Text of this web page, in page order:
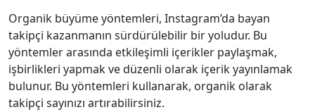
Organik büyüme yöntemleri, Instagram’da bayan
takipçi kazanmanın sürdürülebilir bir yoludur. Bu
yöntemler arasında etkileşimli içerikler paylaşmak,
işbirlikleri yapmak ve düzenli olarak içerik yayınlamak
bulunur. Bu yöntemleri kullanarak, organik olarak
takipçi sayınızı artırabilirsiniz.